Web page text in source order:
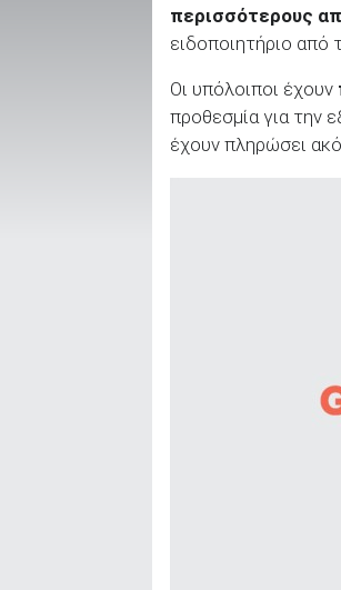
ΑΝΑΖΗΤΗΣΗ
περισσότερους
ειδοποιητήριο από
Οι υπόλοιποι έχουν
προθεσμία για την
έχουν πληρώσει